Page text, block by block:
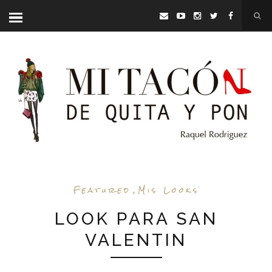
Featured , Mis Looks
LOOK PARA SAN
VALENTIN